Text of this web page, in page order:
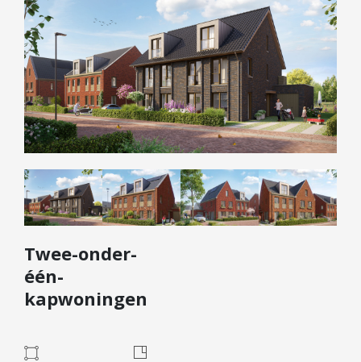
Internationaal
Nieuwbouw
Bedrijfsaanbod
Huuraanbod
Bestaande bouw
Internationaal
Nieuwbouw
Bedrijfsaanbod
Diensten
Kopen
Verkopen
Huren
Taxeren
Twee-onder-
één-
kapwoningen